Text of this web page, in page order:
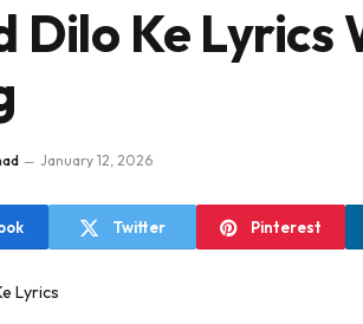
Dilo Ke Lyrics
January 12, 2026
Twitter Pinterest